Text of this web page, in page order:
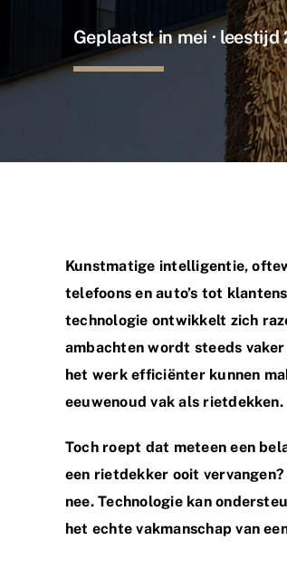
Geplaatst in mei ·
Kunstmatige intelligentie,
telefoons en auto’s tot
technologie ontwikkelt zich
ambachten wordt steeds
het werk efficiënter kunnen
eeuwenoud vak als rietdekken.
Toch roept dat meteen een
een rietdekker ooit
nee. Technologie kan
het echte vakmanschap van